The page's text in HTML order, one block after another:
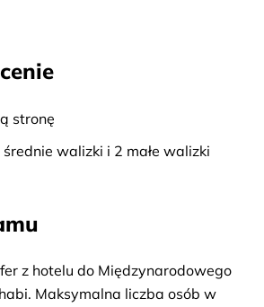
stronę
walizki i 2 małe walizki
z hotelu do Międzynarodowego
Maksymalna liczba osób w